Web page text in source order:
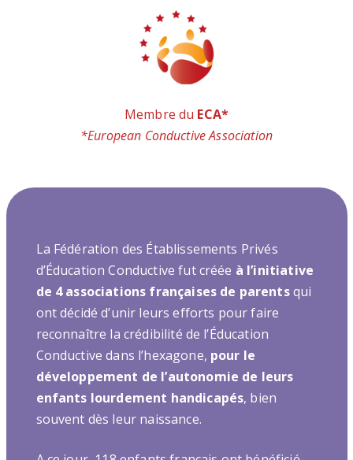
Membre du ECA*
*European Conductive Association
La Fédération des Établissements Privés
d’Éducation Conductive fut créée à l’initiative
de 4 associations françaises de parentsqui
ont décidé d’unir leurs efforts pour faire
reconnaître la crédibilité de l’Éducation
Conductive dans l’hexagone, pour le
développement de l’autonomie de leurs
enfants lourdement handicapés, bien
souvent dès leur naissance.